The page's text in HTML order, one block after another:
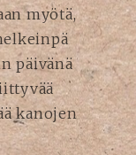
myötä,
päivänä
kanojen